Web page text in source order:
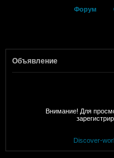
Форум
Объявление
Внимание! Для
Discover-